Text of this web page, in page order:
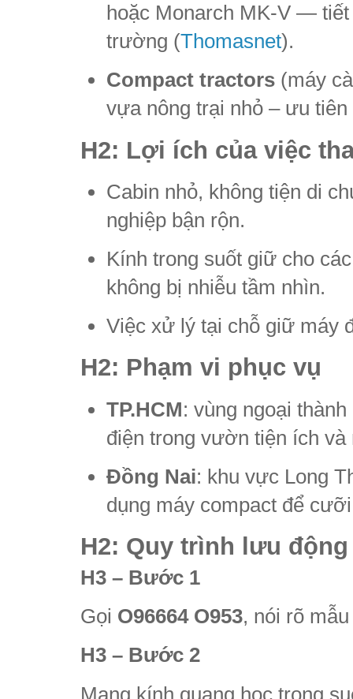
hoặc Monarch MK‑V —
trường (Thomasnet).
Compact tractors (máy
vựa nông trại nhỏ – ưu
H2: Lợi ích của việc
Cabin nhỏ, không tiện di
nghiệp bận rộn.
Kính trong suốt giữ cho
không bị nhiễu tầm nhìn.
Việc xử lý tại chỗ giữ máy
H2: Phạm vi phục vụ
TP.HCM: vùng ngoại
điện trong vườn tiện ích và
Đồng Nai: khu vực Long
dụng máy compact để
H2: Quy trình lưu
H3 – Bước 1
Gọi O96664 O953, nói rõ
H3 – Bước 2
Mang kính quang học trong